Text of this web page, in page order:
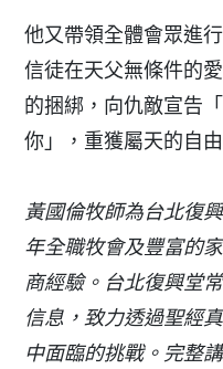
他又帶領全體會眾進
信徒在天父無條件的
的捆綁，向仇敵宣告
你」，重獲屬天的自由
黃國倫牧師為台北復
年全職牧會及豐富的
商經驗。台北復興堂
信息，致力透過聖經
中面臨的挑戰。完整